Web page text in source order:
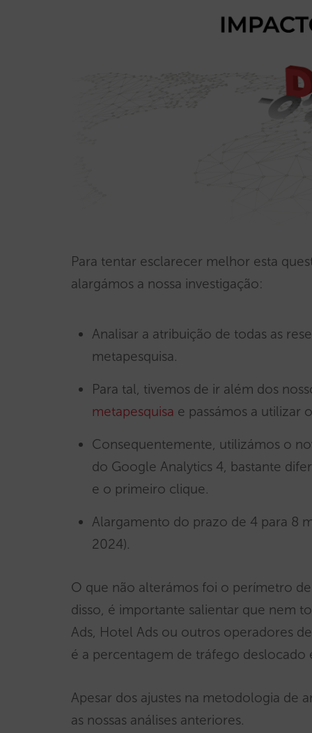
Para tentar esclarecer melhor esta
alargámos a nossa investigação:
Analisar a atribuição de todas as
metapesquisa.
Para tal, tivemos de ir além dos
metapesquisa e passámos a utilizar
Consequentemente, utilizámos o
do Google Analytics 4, bastante
e o primeiro clique.
Alargamento do prazo de 4 para 8
2024).
O que não alterámos foi o perímetro
disso, é importante salientar que nem
Ads, Hotel Ads ou outros operadores
é a percentagem de tráfego deslocado
Apesar dos ajustes na metodologia de
as nossas análises anteriores.